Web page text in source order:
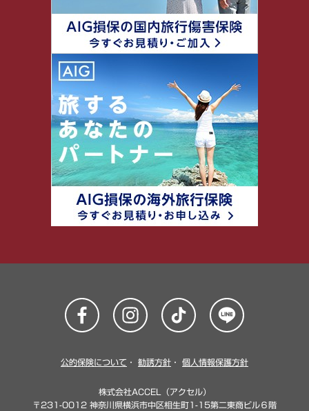
公的保険について ・ 勧誘方針 ・ 個人情報保護方針
株式会社ACCEL（アクセル）
〒231-0012 神奈川県横浜市中区相生町1-15第二東商ビル６階